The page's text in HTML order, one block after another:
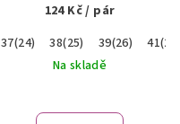
44-46(29-30)
124 Kč/ pár
37(24)
38(25) 39(26)
Na skladě